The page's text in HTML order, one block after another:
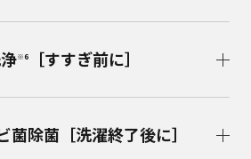
※6［すすぎ前に］
菌除菌［洗濯終了後に］